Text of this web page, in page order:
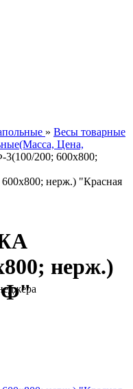
» Весы товарные
Цена,
200; 600х800;
нерж.)
Ф"